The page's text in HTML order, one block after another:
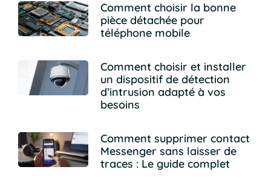
Comment choisir la bonne
pièce détachée pour
téléphone mobile
Comment choisir et installer
un dispositif de détection
d’intrusion adapté à vos
besoins
Comment supprimer contact
Messenger sans laisser de
traces : Le guide complet